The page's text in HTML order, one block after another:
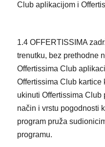
Club aplikacijom i
1.4 OFFERTISSIMA
trenutku, bez prethodne
Offertissima Club
Offertissima Club kartice
ukinuti Offertissima
način i vrstu pogodnosti
program pruža
programu.